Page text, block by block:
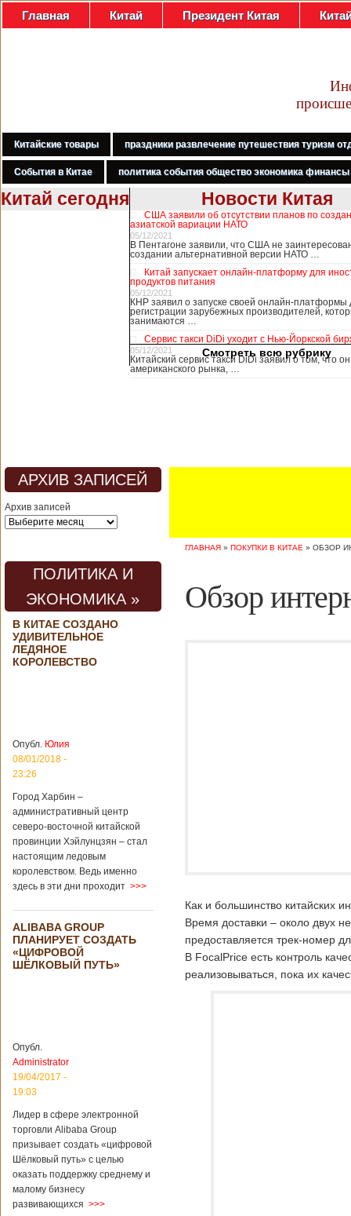
Главная Китай Президент Китая
Китайские товары праздники развлечение путешествия туризм
События в Китае политика события общество экономика финансы
Китай сегодня
чтобы власти
полностью
закрыли границу с
материковым
Китаем, что
короонавируса в
регионе.
протеста стало
профсоюзное
объединение
медицинских
работников. По
04/02/2020 - 15:45
Третий год
подряд Китай
становится
крупным
торговым
партнером
Германии
Как
свидетельствуют
данные, которые
Федеральным
статистическим
ведомством
Германии, в 2018
уже третий год
подряд. Объем
торговли между
Германией и
199,3 миллиарда
евро. Как
свидетельствуют
опубликованные
году размер
импорта из Китая
Подробнее...
Новости Китая
США заявили об отсутствии планов по
азиатской вариации НАТО
05/12/2021
В Пентагоне заявили, что США не
создании альтернативной версии НАТО …
Китай запускает онлайн-платформу для
продуктов питания
05/12/2021
КНР заявил о запуске своей онлайн-платформы
регистрации зарубежных производителей,
занимаются …
Сервис такси DiDi уходит с Нью-Йоркской
05/12/2021
Китайский сервис такси DiDi заявил о том, что
американского рынка, …
Смотреть всю рубрику
АРХИВ ЗАПИСЕЙ
Архив записей
ПОЛИТИКА И
ЭКОНОМИКА »
В КИТАЕ СОЗДАНО
УДИВИТЕЛЬНОЕ
ЛЕДЯНОЕ
КОРОЛЕВСТВО
Опубл. Юлия
08/01/2018 -
23:26
Город Харбин –
административный центр
северо-восточной китайской
провинции Хэйлунцзян – стал
настоящим ледовым
королевством. Ведь именно
здесь в эти дни проходит >>>
ALIBABA GROUP
ПЛАНИРУЕТ СОЗДАТЬ
«ЦИФРОВОЙ
ШЁЛКОВЫЙ ПУТЬ»
Опубл.
Administrator
19/04/2017 -
19:03
Лидер в сфере электронной
торговли Alibaba Group
призывает создать «цифровой
Шёлковый путь» с целью
оказать поддержку среднему и
малому бизнесу
развивающихся >>>
ГЛАВНАЯ » ПОКУПКИ В КИТАЕ » ОБЗОР
Обзор
Как и большинство китайских
Время доставки – около двух
предоставляется трек-номер
В FocalPrice есть контроль
реализовываться, пока их